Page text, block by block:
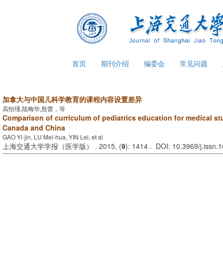
首页 期刊介绍 编委会 常见问题
加拿大与中国儿科学教育的课程内容设置差异
高怡瑾,陆梅华,殷蕾，等
Comparison of curriculum of pediatrics education for medical
Canada and China
GAO Yi-jin, LU Mei-hua, YIN Lei, et al
上海交通大学学报（医学版） . 2015, (9): 1414 . DOI: 10.3969/